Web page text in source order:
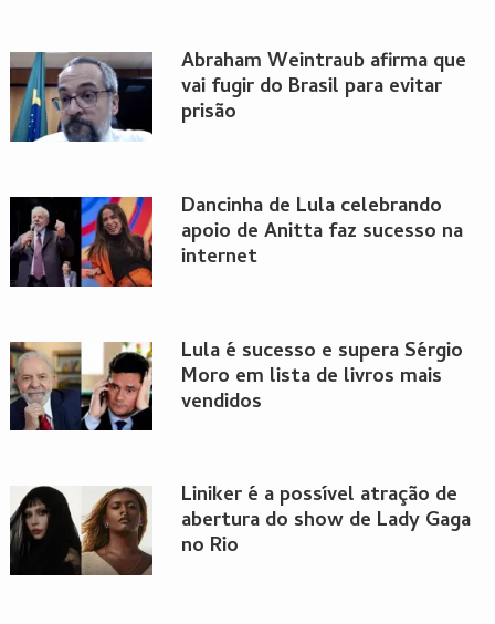
Abraham Weintraub afirma que
vai fugir do Brasil para evitar
prisão
Dancinha de Lula celebrando
apoio de Anitta faz sucesso na
internet
Lula é sucesso e supera Sérgio
Moro em lista de livros mais
vendidos
Liniker é a possível atração de
abertura do show de Lady Gaga
no Rio